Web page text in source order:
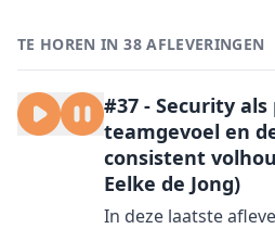
TE HOREN IN 38 AFLEVERINGEN
#37 - Security als
teamgevoel en
consistent
Eelke de Jong)
In deze laatste